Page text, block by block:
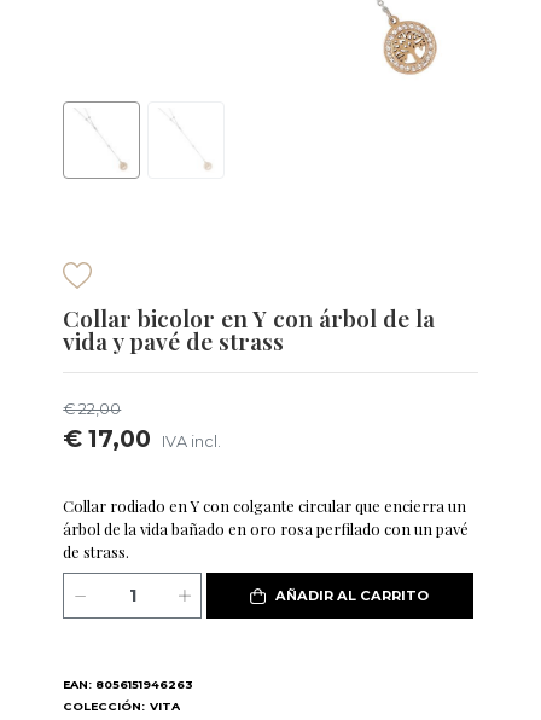
Collar bicolor en Y con árbol de la
vida y pavé de strass
€ 22,00
€ 17,00 IVA incl.
Collar rodiado en Y con colgante circular que encierra un
árbol de la vida bañado en oro rosa perfilado con un pavé
de strass.
AÑADIR AL CARRITO
EAN: 8056151946263
COLECCIÓN: VITA